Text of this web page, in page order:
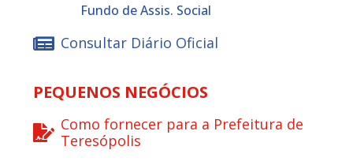
Fundo de Assis. Social
Consultar Diário Oficial
PEQUENOS NEGÓCIOS
Como fornecer para a Prefeitura de
Teresópolis